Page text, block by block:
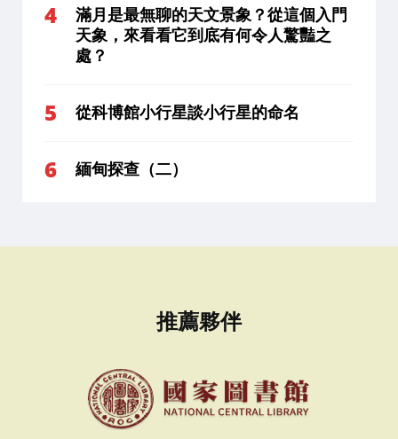
滿月是最無聊的天文景象？從這個入門
天象，來看看它到底有何令人驚豔之
處？
從科博館小行星談小行星的命名
緬甸探查（二）
推薦夥伴